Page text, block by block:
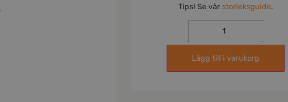
Tips! Se vår storleksguide.
Lägg till i varukorg